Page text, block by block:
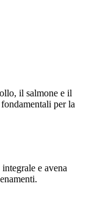
il salmone e il
per la
e avena